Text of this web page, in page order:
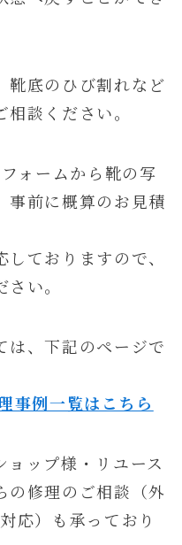
靴底のひび割れなど
談ください。
ォームから靴の写
事前に概算のお見積
ておりますので、
い。
は、下記のページで
事例一覧はこちら
ョップ様・リユース
の修理のご相談（外
応）も承っており